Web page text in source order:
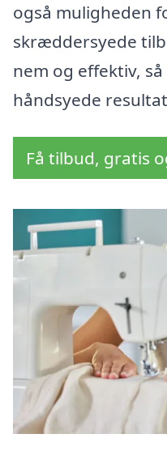
også muligheden
skræddersyede
nem og effektiv,
håndsyede
Få tilbud, gratis